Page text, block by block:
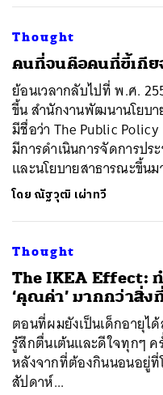
Thought
คนที่จนคือคนที่ขี้เกีย
ย้อนเวลากลับไปที่ พ.ศ.
ขี้น สำนักงานพัฒนานโยบ
มีชื่อว่า The Public
มีการดำเนินการจัดการปร
และนโยบายสาธารณะขึ้นม
โดย ณัฐวุฒิ เผ่าทวี
Thought
The IKEA Effect:
‘คุณค่า’ มากกว่าสิ่
ตอนที่ผมยังเป็นเด็กอายุไ
รู้สึกตื่นเต้นและดีใจทุกๆ
หลังจากที่ต้องกินนอนอยู่ที่โ
สัปดาห์...